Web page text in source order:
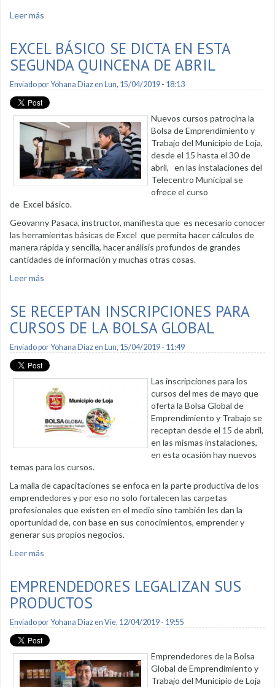
Leer más
EXCEL BÁSICO SE DICTA EN ESTA
SEGUNDA QUINCENA DE ABRIL
Enviado porYohana Diazen Lun, 15/04/2019 - 18:13
Nuevos cursos patrocina la
Bolsa de Emprendimiento y
Trabajo del Municipio de Loja,
desde el 15 hasta el 30 de
abril, en las instalaciones del
Telecentro Municipal se
ofrece el curso
de Excel básico.
Geovanny Pasaca, instructor, manifiesta que es necesario conocer
las herramientas básicas de Excel que permita hacer cálculos de
manera rápida y sencilla, hacer análisis profundos de grandes
cantidades de información y muchas otras cosas.
Leer más
SE RECEPTAN INSCRIPCIONES PARA
CURSOS DE LA BOLSA GLOBAL
Enviado porYohana Diazen Lun, 15/04/2019 - 11:49
Las inscripciones para los
cursos del mes de mayo que
oferta la Bolsa Global de
Emprendimiento y Trabajo se
receptan desde el 15 de abril,
en las mismas instalaciones,
en esta ocasión hay nuevos
temas para los cursos.
La malla de capacitaciones se enfoca en la parte productiva de los
emprendedores y por eso no solo fortalecen las carpetas
profesionales que existen en el medio sino también les dan la
oportunidad de, con base en sus conocimientos, emprender y
generar sus propios negocios.
Leer más
EMPRENDEDORES LEGALIZAN SUS
PRODUCTOS
Enviado porYohana Diazen Vie, 12/04/2019 - 19:55
Emprendedores de la Bolsa
Global de Emprendimiento y
Trabajo del Municipio de Loja